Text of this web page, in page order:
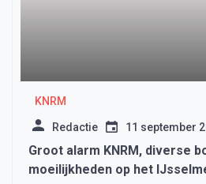
KNRM
Redactie 11 september
Groot alarm KNRM, diverse
moeilijkheden op het